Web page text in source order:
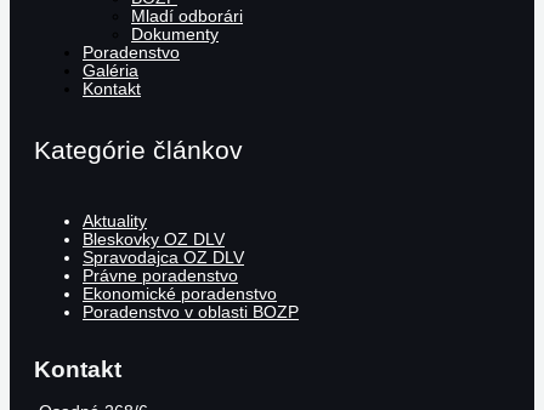
Mladí odborári
Dokumenty
Poradenstvo
Galéria
Kontakt
Kategórie článkov
Aktuality
Bleskovky OZ DLV
Spravodajca OZ DLV
Právne poradenstvo
Ekonomické poradenstvo
Poradenstvo v oblasti BOZP
Kontakt